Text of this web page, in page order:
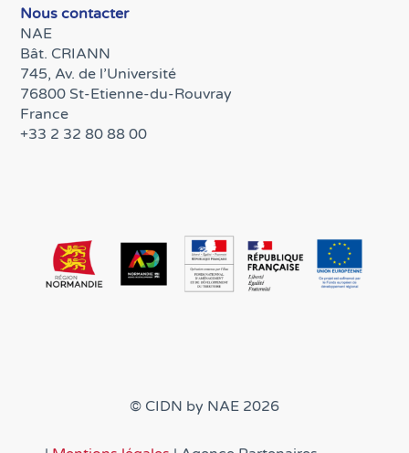
Nous contacter
NAE
Bât. CRIANN
745, Av. de l’Université
76800 St-Etienne-du-Rouvray
France
+33 2 32 80 88 00
© CIDN by NAE 2026